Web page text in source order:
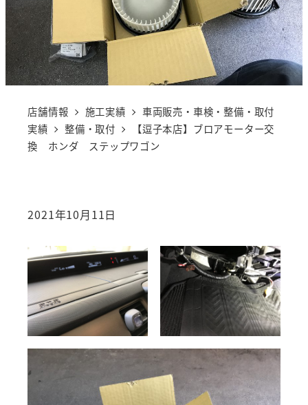
店舗情報 施工実績
車両販売・車検・整備・取付
実績
整備・取付
【逗子本店】ブロアモーター交
換 ホンダ ステップワゴン
2021年10月11日